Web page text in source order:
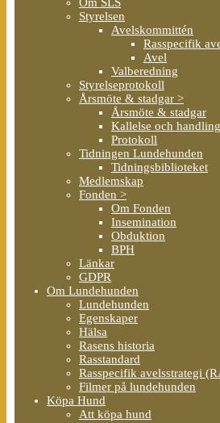
Styrelsen
Avelskommittén
Rasspecifik
Avel
Valberedning
Styrelseprotokoll
Årsmöte & stadgar >
Årsmöte & stadgar
Kallelse och
Protokoll
Tidningen Lundehunden
Tidningsbiblioteket
Medlemskap
Fonden >
Om Fonden
Insemination
Obduktion
BPH
Länkar
GDPR
Om Lundehunden
Lundehunden
Egenskaper
Hälsa
Rasens historia
Rasstandard
Rasspecifik avelsstrategi
Filmer på lundehunden
Köpa Hund
Att köpa hund